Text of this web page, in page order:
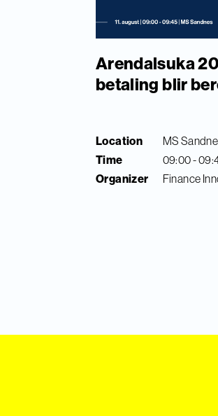
Arendalsuka
betaling blir
Location
Time
Organizer
MS
09:00 -
Finance